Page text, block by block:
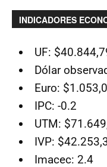
INDICADORES
UF:
Dólar
Euro:
IPC: -0.2
UTM:
IVP:
Imacec: 2.4